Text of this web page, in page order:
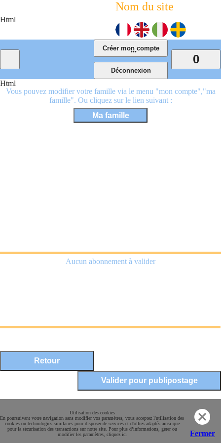
Html
Nom du site
Html
0
...
Vous pouvez modifier votre famille via le menu "mon compte","ma
famille". Ou cliquez sur le lien suivant :
Aucun abonnement à valider
Utilisation des cookies
En poursuivant votre navigation sans modifier vos paramètres, vous acceptez l'utilisation des
cookies ou technologies similaires pour disposer de services et d'offres adaptés ainsi que
pour la sécurisation des transactions sur notre site. Pour plus d’informations, gérer ou
modifier les paramètres, cliquez ici
Fermer
Paiement sécurisé
Conditions Générales de Vente